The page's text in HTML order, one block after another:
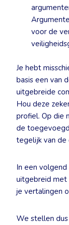
voor de
Je hebt
basis een van
uitgebreide
Hou deze
profiel. Op die
de
tegelijk van de
In een
uitgebreid met
je vertalingen
We stellen